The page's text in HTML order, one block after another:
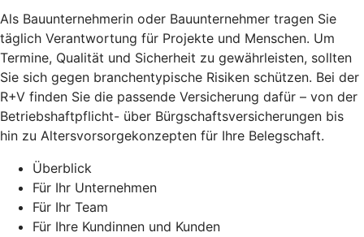
Als Bauunternehmerin oder Bauunternehmer tragen Sie
täglich Verantwortung für Projekte und Menschen. Um
Termine, Qualität und Sicherheit zu gewährleisten, sollten
Sie sich gegen branchentypische Risiken schützen. Bei der
R+V finden Sie die passende Versicherung dafür – von der
Betriebshaftpflicht- über Bürgschaftsversicherungen bis
hin zu Altersvorsorgekonzepten für Ihre Belegschaft.
Überblick
Für Ihr Unternehmen
Für Ihr Team
Für Ihre Kundinnen und Kunden